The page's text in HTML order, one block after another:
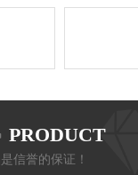
PRODUCT
信誉的保证！